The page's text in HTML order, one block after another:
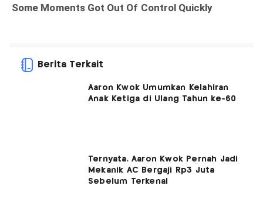
Berita Terkait
Aaron Kwok Umumkan Kelahiran
Anak Ketiga di Ulang Tahun ke-60
Ternyata, Aaron Kwok Pernah Jadi
Mekanik AC Bergaji Rp3 Juta
Sebelum Terkenal